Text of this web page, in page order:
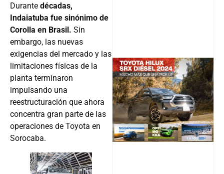
Durante décadas,
Indaiatuba fue sinónimo de
Corolla en Brasil. Sin
embargo, las nuevas
exigencias del mercado y las
limitaciones físicas de la
planta terminaron
impulsando una
reestructuración que ahora
concentra gran parte de las
operaciones de Toyota en
Sorocaba.
Follow